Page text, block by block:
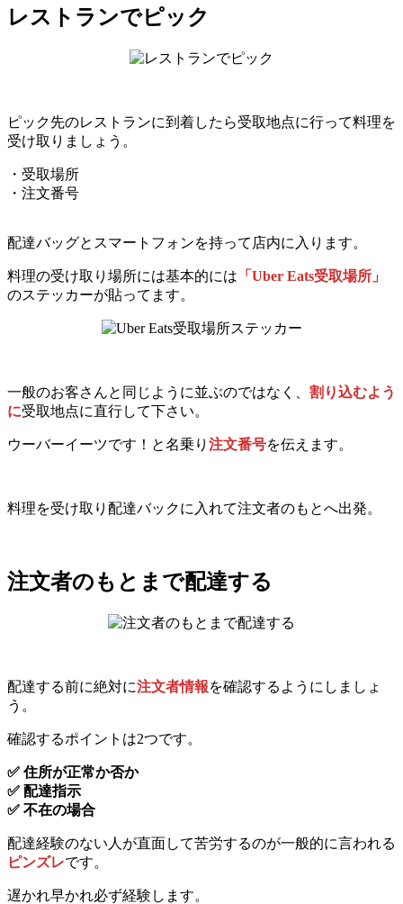
レストランでピック
ピック先のレストランに到着したら受取地点に行って料理を
受け取りましょう。
・受取場所
・注文番号
配達バッグとスマートフォンを持って店内に入ります。
料理の受け取り場所には基本的には 「Uber Eats受取場所」
のステッカーが貼ってます。
一般のお客さんと同じように並ぶのではなく、 割り込むよう
に受取地点に直行して下さい。
ウーバーイーツです！と名乗り 注文番号を伝えます。
料理を受け取り配達バックに入れて注文者のもとへ出発。
注文者のもとまで配達する
配達する前に絶対に注文者情報を確認するようにしましょ
う。
確認するポイントは2つです。
✅ 住所が正常か否か
✅ 配達指示
✅ 不在の場合
配達経験のない人が直面して苦労するのが一般的に言われる
ピンズレです。
遅かれ早かれ必ず経験します。